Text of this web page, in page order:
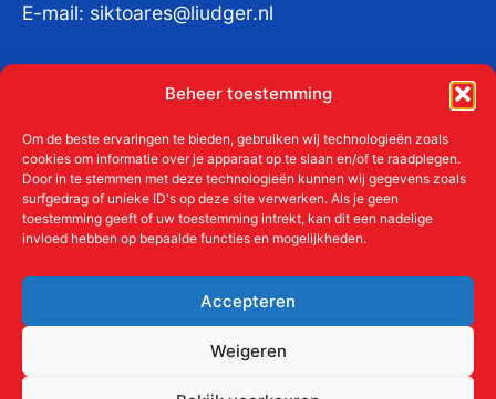
Beheer toestemming
Om de beste ervaringen te bieden, gebruiken wij technologieën zoals
cookies om informatie over je apparaat op te slaan en/of te raadplegen.
Door in te stemmen met deze technologieën kunnen wij gegevens zoals
surfgedrag of unieke ID's op deze site verwerken. Als je geen
toestemming geeft of uw toestemming intrekt, kan dit een nadelige
invloed hebben op bepaalde functies en mogelijkheden.
Accepteren
Weigeren
E-mail: siktoares@liudger.nl
KvKnr:41011712
Meer over de Liudgerstichten
Aanmelden als donateur
ANBI
Contact